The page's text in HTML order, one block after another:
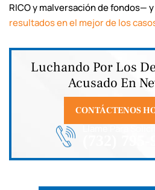
RICO y malversación de fondos—
resultados en el mejor de los
Luchando Por Los
Acusado En
CONTÁCTENOS
Llame Para